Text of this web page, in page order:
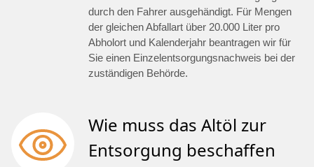
durch den Fahrer ausgehändigt. Für Mengen
der gleichen Abfallart über 20.000 Liter pro
Abholort und Kalenderjahr beantragen wir für
Sie einen Einzelentsorgungsnachweis bei der
zuständigen Behörde.
Wie muss das Altöl zur
Entsorgung beschaffen